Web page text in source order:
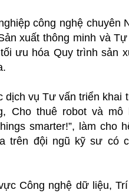
công nghệ chuyên
xuất thông minh và
ưu hóa Quy trình sản
dịch vụ Tư vấn triển
Cho thuê robot và mô
smarter!”, làm cho
trên đội ngũ kỹ sư có
Công nghệ dữ liệu,